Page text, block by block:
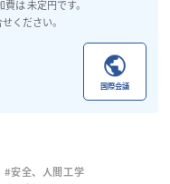
は 未定円です。
ください。
国際会議
#安全、人間工学